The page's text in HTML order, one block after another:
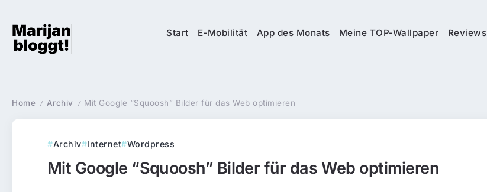
Start E-Mobilität App des Monats Meine TOP-Wallpaper Reviews
Home / Archiv / Mit Google “Squoosh” Bilder für das Web optimieren
Archiv Internet Wordpress
Mit Google “Squoosh” Bilder für das Web optimieren